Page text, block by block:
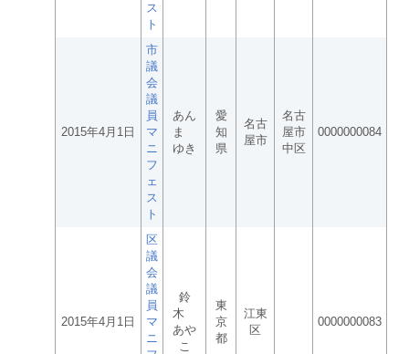
ス
ト
2015年4月1日
市
議
会
議
員
マ
ニ
フ
ェ
ス
ト
あん
ま
ゆき
愛
知
県
名古
屋市
名古
屋市
中区
0000000084
2015年4月1日
区
議
会
議
員
マ
ニ
鈴
木
あや
こ
東
京
都
江東
区
0000000083